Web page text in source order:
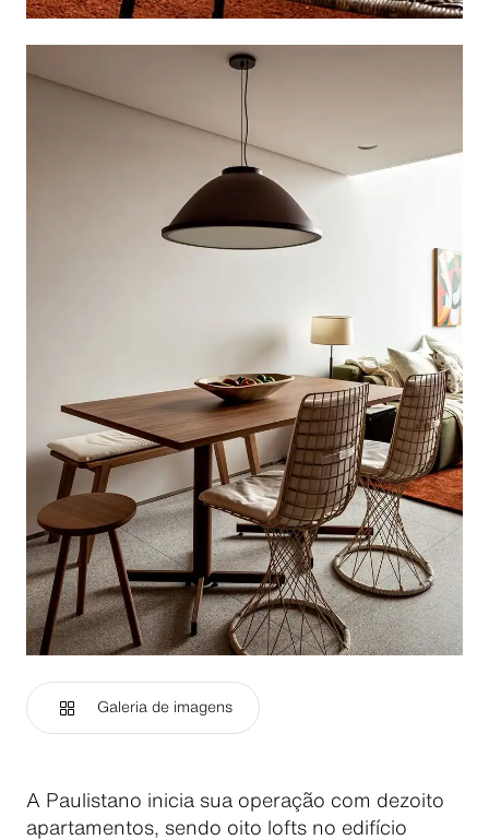
Galeria de imagens
A Paulistano inicia sua operação com dezoito
apartamentos, sendo oito lofts no edifício